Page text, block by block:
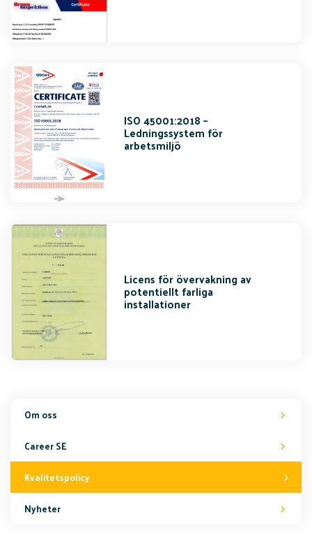
ISO 45001:2018 –
Ledningssystem för
arbetsmiljö
Licens för övervakning av
potentiellt farliga
installationer
Om oss
Career SE
Kvalitetspolicy
Nyheter